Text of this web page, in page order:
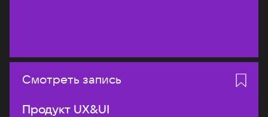
Смотреть запись
Продукт UX&UI